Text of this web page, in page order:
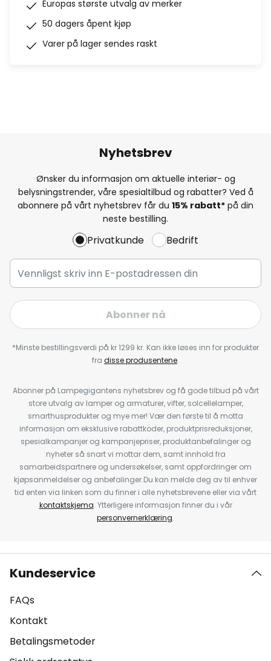
Europas største utvalg av merker
50 dagers åpent kjøp
Varer på lager sendes raskt
Nyhetsbrev
Ønsker du informasjon om aktuelle interiør- og
belysningstrender, våre spesialtilbud og rabatter? Ved å
abonnere på vårt nyhetsbrev får du 15% rabatt* på din
neste bestilling.
Privatkunde Bedrift
Abonner nå
*Minste bestillingsverdi på kr 1299 kr. Kan ikke løses inn for produkter
fra disse produsentene.
Abonner på Lampegigantens nyhetsbrev og få gode tilbud på vårt
store utvalg av lamper og armaturer, vifter, solcellelamper,
smarthusprodukter og mye mer! Vær den første til å motta
informasjon om eksklusive rabattkoder, produktprisreduksjoner,
spesialkampanjer og kampanjepriser, produktanbefalinger og
nyheter så snart vi mottar dem, samt innhold fra
samarbeidspartnere og undersøkelser, samt oppfordringer om
kjøpsanmeldelser og anbefalinger.Du kan melde deg av til enhver
tid enten via linken som du finner i alle nyhetsbrevene eller via vårt
kontaktskjema. Ytterligere informasjon finner du i vår
personvernerklæring.
Kundeservice
FAQs
Kontakt
Betalingsmetoder